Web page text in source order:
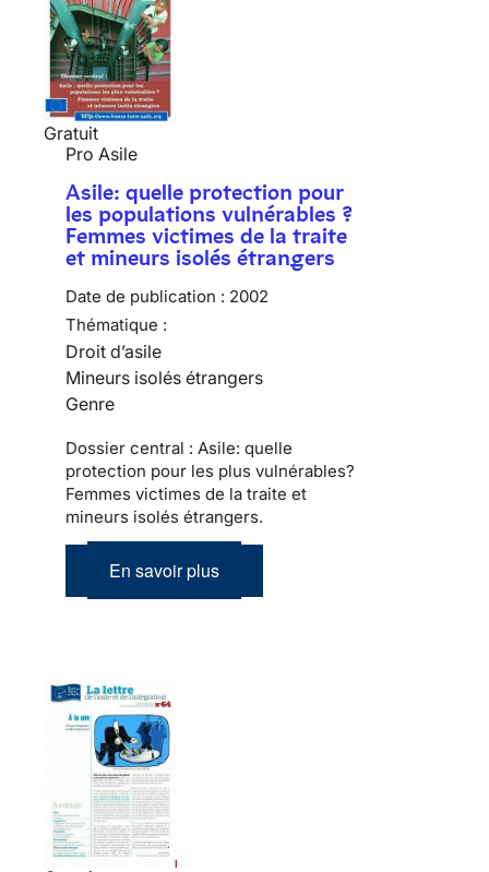
Gratuit
Pro Asile
Asile: quelle protection pour
les populations vulnérables ?
Femmes victimes de la traite
et mineurs isolés étrangers
Date de publication : 2002
Thématique :
Droit d’asile
Mineurs isolés étrangers
Genre
Dossier central : Asile: quelle
protection pour les plus vulnérables?
Femmes victimes de la traite et
mineurs isolés étrangers.
En savoir plus